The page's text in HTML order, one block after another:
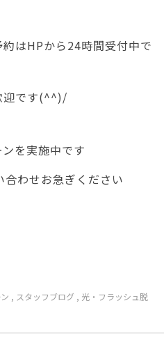
はHPから24時間受付中で
迎です(^^)/
を実施中です
わせお急ぎください
, スタッフブログ , 光・フラッシュ脱